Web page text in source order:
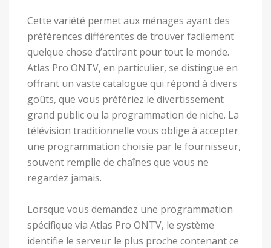
Cette variété permet aux ménages ayant des
préférences différentes de trouver facilement
quelque chose d’attirant pour tout le monde.
Atlas Pro ONTV, en particulier, se distingue en
offrant un vaste catalogue qui répond à divers
goûts, que vous préfériez le divertissement
grand public ou la programmation de niche. La
télévision traditionnelle vous oblige à accepter
une programmation choisie par le fournisseur,
souvent remplie de chaînes que vous ne
regardez jamais.
Lorsque vous demandez une programmation
spécifique via Atlas Pro ONTV, le système
identifie le serveur le plus proche contenant ce